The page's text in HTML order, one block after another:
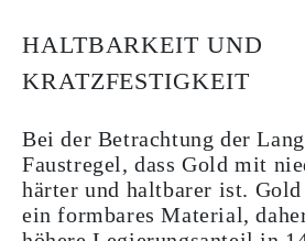
HALTBARKEIT UND
KRATZFESTIGKEIT
Bei der Betrachtung der
Faustregel, dass Gold mit
härter und haltbarer ist.
ein formbares Material,